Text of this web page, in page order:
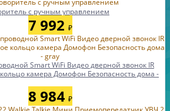
с ручным управлением
7 992 ₽
Smart WiFi Видео дверной звонок IR
камера Домофон Безопасность дома -
8 984 ₽